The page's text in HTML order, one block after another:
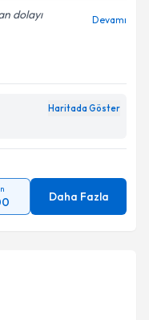
dolayı
Devamı
Haritada Göster
Daha Fazla